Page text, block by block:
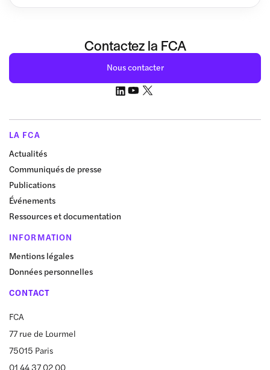
Contactez la FCA
Nous contacter
LA FCA
Actualités
Communiqués de presse
Publications
Événements
Ressources et documentation
INFORMATION
Mentions légales
Données personnelles
CONTACT
FCA
77 rue de Lourmel
75015 Paris
01 44 37 02 00